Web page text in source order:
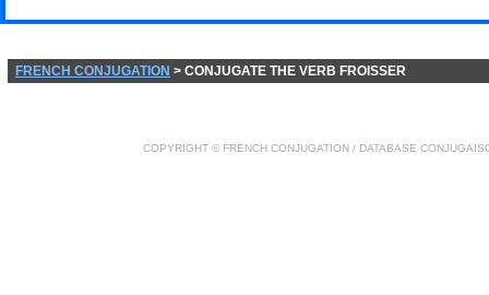
FRENCH CONJUGATION > CONJUGATE THE VERB FROISSER
COPYRIGHT © FRENCH CONJUGATION / DATABASE